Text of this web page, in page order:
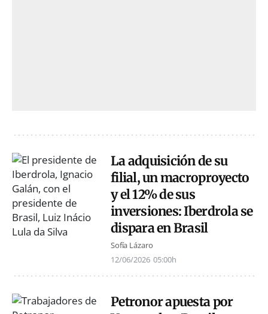
La adquisición de su
filial, un macroproyecto
y el 12% de sus
inversiones: Iberdrola se
dispara en Brasil
Sofía Lázaro
12/06/2026 05:00h
Petronor apuesta por